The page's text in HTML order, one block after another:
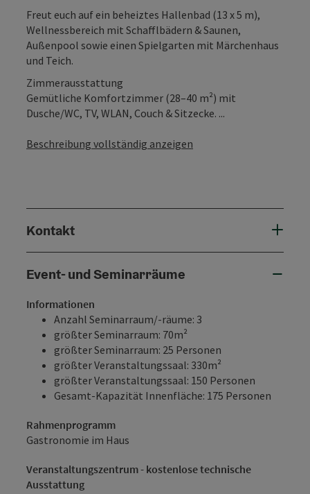
Freut euch auf ein beheiztes Hallenbad (13 x 5 m),
Wellnessbereich mit Schafflbädern & Saunen,
Außenpool sowie einen Spielgarten mit Märchenhaus
und Teich.
Zimmerausstattung
Gemütliche Komfortzimmer (28–40 m²) mit
Dusche/WC, TV, WLAN, Couch & Sitzecke. ...
Beschreibung vollständig anzeigen
Kontakt
Event- und Seminarräume
Informationen
Anzahl Seminarraum/-räume: 3
größter Seminarraum: 70m²
größter Seminarraum: 25 Personen
größter Veranstaltungssaal: 330m²
größter Veranstaltungssaal: 150 Personen
Gesamt-Kapazität Innenfläche: 175 Personen
Rahmenprogramm
Gastronomie im Haus
Veranstaltungszentrum - kostenlose technische
Ausstattung